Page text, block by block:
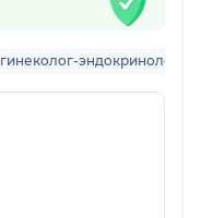
гинеколог-эндокринолог